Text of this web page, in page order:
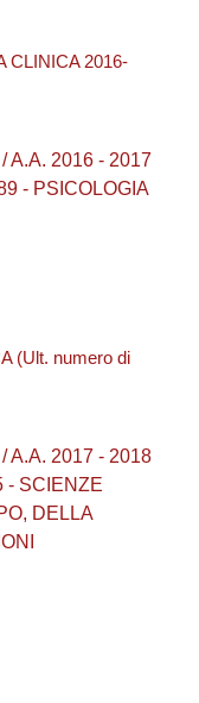
CLINICA 2016-
A.A. 2016 - 2017
- PSICOLOGIA
(Ult. numero di
A.A. 2017 - 2018
- SCIENZE
DELLA